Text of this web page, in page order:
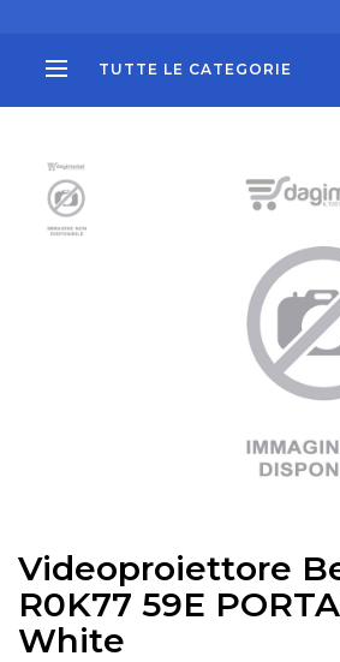
TUTTE LE CATEGORIE
Videoproiettore
R0K77 59E
White